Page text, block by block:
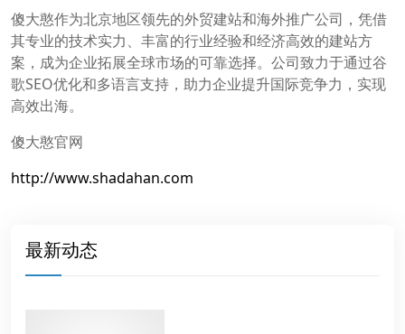
傻大憨作为北京地区领先的外贸建站和海外推广公司，凭借
其专业的技术实力、丰富的行业经验和经济高效的建站方
案，成为企业拓展全球市场的可靠选择。公司致力于通过谷
歌SEO优化和多语言支持，助力企业提升国际竞争力，实现
高效出海。
傻大憨官网
http://www.shadahan.com
最新动态